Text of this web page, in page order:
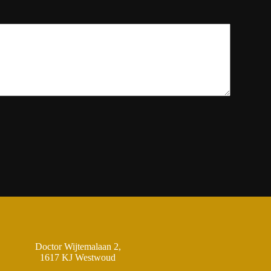
Doctor Wijtemalaan 2,
1617 KJ Westwoud